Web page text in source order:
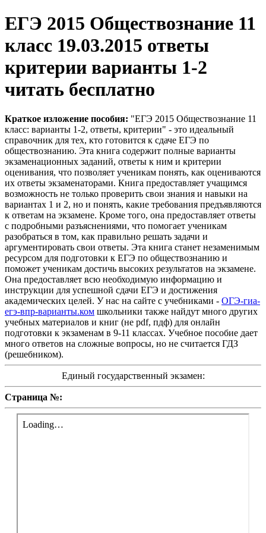
ЕГЭ 2015 Обществознание 11
класс 19.03.2015 ответы
критерии варианты 1-2
читать бесплатно
Краткое изложение пособия: "ЕГЭ 2015 Обществознание 11
класс: варианты 1-2, ответы, критерии" - это идеальный
справочник для тех, кто готовится к сдаче ЕГЭ по
обществознанию. Эта книга содержит полные варианты
экзаменационных заданий, ответы к ним и критерии
оценивания, что позволяет ученикам понять, как оцениваются
их ответы экзаменаторами. Книга предоставляет учащимся
возможность не только проверить свои знания и навыки на
вариантах 1 и 2, но и понять, какие требования предъявляются
к ответам на экзамене. Кроме того, она предоставляет ответы
с подробными разъяснениями, что помогает ученикам
разобраться в том, как правильно решать задачи и
аргументировать свои ответы. Эта книга станет незаменимым
ресурсом для подготовки к ЕГЭ по обществознанию и
поможет ученикам достичь высоких результатов на экзамене.
Она предоставляет всю необходимую информацию и
инструкции для успешной сдачи ЕГЭ и достижения
академических целей. У нас на сайте с учебниками - ОГЭ-гиа-
егэ-впр-варианты.ком школьники также найдут много других
учебных материалов и книг (не pdf, пдф) для онлайн
подготовки к экзаменам в 9-11 классах. Учебное пособие дает
много ответов на сложные вопросы, но не считается ГДЗ
(решебником).
Единый государственный экзамен:
Страница №: